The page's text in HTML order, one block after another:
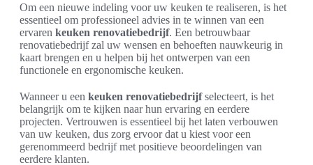
Om een nieuwe indeling voor uw keuken te realiseren, is het
essentieel om professioneel advies in te winnen van een
ervaren keuken renovatiebedrijf. Een betrouwbaar
renovatiebedrijf zal uw wensen en behoeften nauwkeurig in
kaart brengen en u helpen bij het ontwerpen van een
functionele en ergonomische keuken.
Wanneer u een keuken renovatiebedrijfselecteert, is het
belangrijk om te kijken naar hun ervaring en eerdere
projecten. Vertrouwen is essentieel bij het laten verbouwen
van uw keuken, dus zorg ervoor dat u kiest voor een
gerenommeerd bedrijf met positieve beoordelingen van
eerdere klanten.